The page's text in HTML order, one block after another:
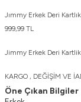
Jımmy Erkek Deri
999,99 TL
Jimmy Erkek Deri
KARGO , DEĞİŞİM VE
Öne Çıkan Bilgiler